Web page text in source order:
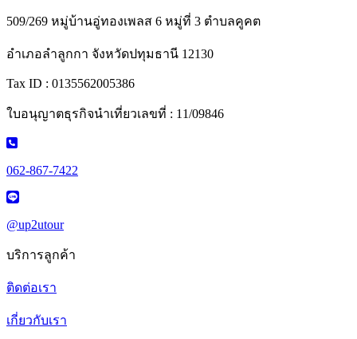
509/269 หมู่บ้านอู่ทองเพลส 6 หมู่ที่ 3 ตำบลคูคต
อำเภอลำลูกกา จังหวัดปทุมธานี 12130
Tax ID : 0135562005386
ใบอนุญาตธุรกิจนำเที่ยวเลขที่ : 11/09846
062-867-7422
@up2utour
บริการลูกค้า
ติดต่อเรา
เกี่ยวกับเรา